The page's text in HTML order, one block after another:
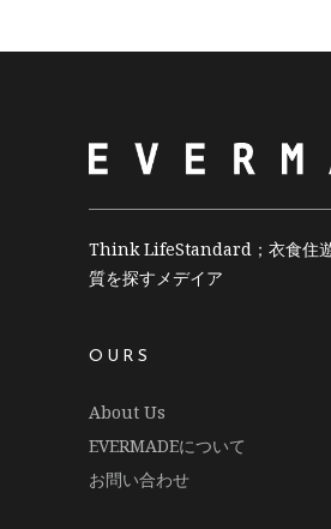
Think LifeStandard；衣食住
質を探すメデイア
OURS
About Us
EVERMADEについて
お問い合わせ